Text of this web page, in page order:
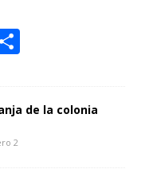
p
de la colonia
2